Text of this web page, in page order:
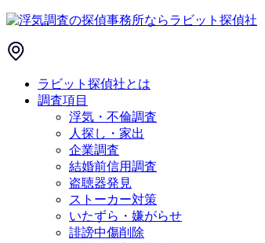
ラビット探偵社とは
調査項目
浮気・不倫調査
人探し・家出
企業調査
結婚前信用調査
盗聴器発見
ストーカー対策
いたずら・嫌がらせ
誹謗中傷削除